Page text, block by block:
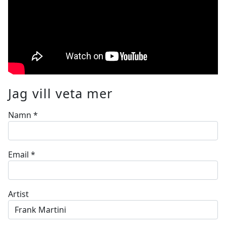
Jag vill veta mer
Namn *
Email *
Artist